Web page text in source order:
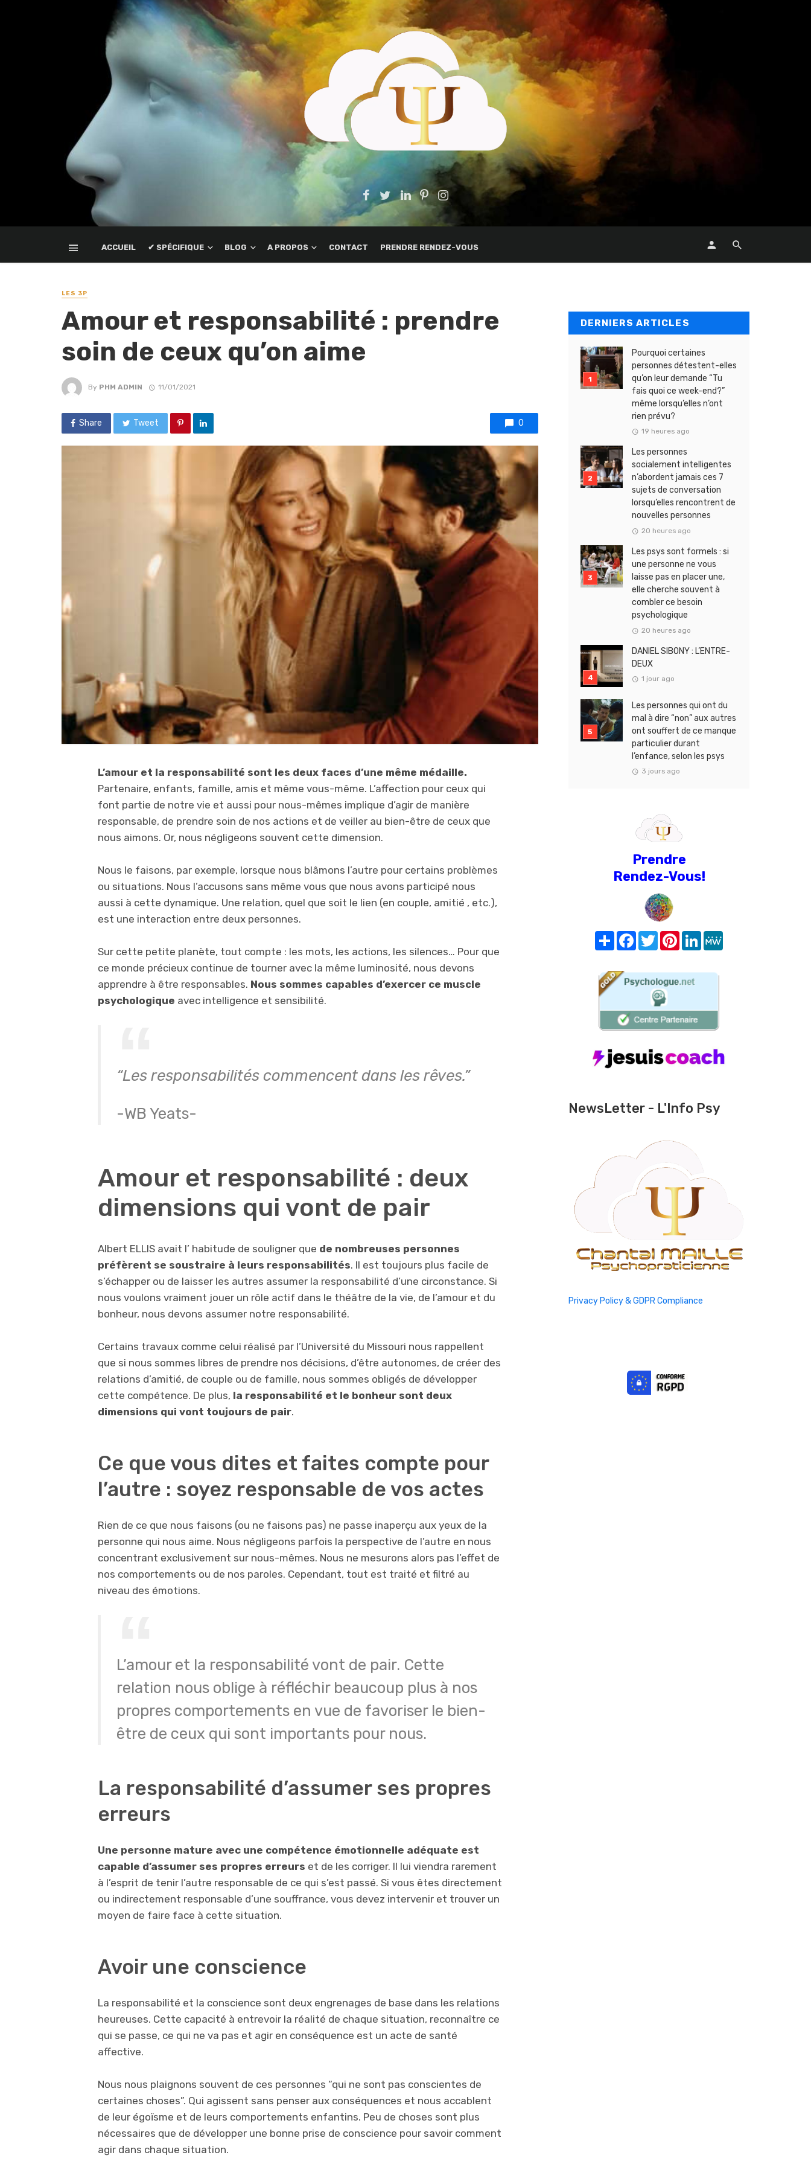
ACCUEIL ✔ SPÉCIFIQUE BLOG A PROPOS CONTACT PRENDRE RENDEZ-VOUS
LES 3P
Amour et responsabilité : prendre
soin de ceux qu’on aime
By PHM ADMIN 11/01/2021
Share Tweet 0
L’amour et la responsabilité sont les deux faces d’une même médaille.
Partenaire, enfants, famille, amis et même vous-même. L’affection pour ceux qui
font partie de notre vie et aussi pour nous-mêmes implique d’agir de manière
responsable, de prendre soin de nos actions et de veiller au bien-être de ceux que
nous aimons. Or, nous négligeons souvent cette dimension.
Nous le faisons, par exemple, lorsque nous blâmons l’autre pour certains problèmes
ou situations. Nous l’accusons sans même vous que nous avons participé nous
aussi à cette dynamique. Une relation, quel que soit le lien (en couple, amitié , etc.),
est une interaction entre deux personnes.
Sur cette petite planète, tout compte : les mots, les actions, les silences… Pour que
ce monde précieux continue de tourner avec la même luminosité, nous devons
apprendre à être responsables. Nous sommes capables d’exercer ce muscle
psychologique avec intelligence et sensibilité.
“Les responsabilités commencent dans les rêves.”
-WB Yeats-
Amour et responsabilité : deux
dimensions qui vont de pair
Albert ELLIS avait l’ habitude de souligner que de nombreuses personnes
préfèrent se soustraire à leurs responsabilités. Il est toujours plus facile de
s’échapper ou de laisser les autres assumer la responsabilité d’une circonstance. Si
nous voulons vraiment jouer un rôle actif dans le théâtre de la vie, de l’amour et du
bonheur, nous devons assumer notre responsabilité.
Certains travaux comme celui réalisé par l’Université du Missouri nous rappellent
que si nous sommes libres de prendre nos décisions, d’être autonomes, de créer des
relations d’amitié, de couple ou de famille, nous sommes obligés de développer
cette compétence. De plus, la responsabilité et le bonheur sont deux
dimensions qui vont toujours de pair.
Ce que vous dites et faites compte pour
l’autre : soyez responsable de vos actes
Rien de ce que nous faisons (ou ne faisons pas) ne passe inaperçu aux yeux de la
personne qui nous aime. Nous négligeons parfois la perspective de l’autre en nous
concentrant exclusivement sur nous-mêmes. Nous ne mesurons alors pas l’effet de
nos comportements ou de nos paroles. Cependant, tout est traité et filtré au
niveau des émotions.
L’amour et la responsabilité vont de pair. Cette
relation nous oblige à réfléchir beaucoup plus à nos
propres comportements en vue de favoriser le bien-
être de ceux qui sont importants pour nous.
La responsabilité d’assumer ses propres
erreurs
Une personne mature avec une compétence émotionnelle adéquate est
capable d’assumer ses propres erreurs et de les corriger. Il lui viendra rarement
à l’esprit de tenir l’autre responsable de ce qui s’est passé. Si vous êtes directement
ou indirectement responsable d’une souffrance, vous devez intervenir et trouver un
moyen de faire face à cette situation.
Avoir une conscience
La responsabilité et la conscience sont deux engrenages de base dans les relations
heureuses. Cette capacité à entrevoir la réalité de chaque situation, reconnaître ce
qui se passe, ce qui ne va pas et agir en conséquence est un acte de santé
affective.
Nous nous plaignons souvent de ces personnes “qui ne sont pas conscientes de
certaines choses”. Qui agissent sans penser aux conséquences et nous accablent
de leur égoïsme et de leurs comportements enfantins. Peu de choses sont plus
nécessaires que de développer une bonne prise de conscience pour savoir comment
agir dans chaque situation.
DERNIERS ARTICLES
Pourquoi certaines
personnes détestent-elles
qu’on leur demande “Tu
fais quoi ce week-end?”
même lorsqu’elles n’ont
rien prévu?
19 heures ago
Les personnes
socialement intelligentes
n’abordent jamais ces 7
sujets de conversation
lorsqu’elles rencontrent de
nouvelles personnes
20 heures ago
Les psys sont formels : si
une personne ne vous
laisse pas en placer une,
elle cherche souvent à
combler ce besoin
psychologique
20 heures ago
DANIEL SIBONY : L’ENTRE-
DEUX
1 jour ago
Les personnes qui ont du
mal à dire “non” aux autres
ont souffert de ce manque
particulier durant
l’enfance, selon les psys
3 jours ago
Prendre
Rendez-Vous!
Share FacebookTwitterPinterest
LinkedIn
NewsLetter - L'Info Psy
Privacy Policy & GDPR Compliance